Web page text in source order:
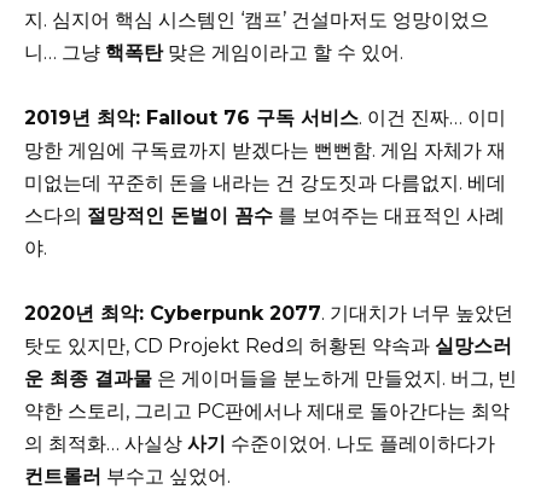
지. 심지어 핵심 시스템인 ‘캠프’ 건설마저도 엉망이었으
니… 그냥 핵폭탄맞은 게임이라고 할 수 있어.
2019년 최악: Fallout 76 구독 서비스. 이건 진짜… 이미
망한 게임에 구독료까지 받겠다는 뻔뻔함. 게임 자체가 재
미없는데 꾸준히 돈을 내라는 건 강도짓과 다름없지. 베데
스다의 절망적인 돈벌이 꼼수 를 보여주는 대표적인 사례
야.
2020년 최악: Cyberpunk 2077. 기대치가 너무 높았던
탓도 있지만, CD Projekt Red의 허황된 약속과 실망스러
운 최종 결과물 은 게이머들을 분노하게 만들었지. 버그, 빈
약한 스토리, 그리고 PC판에서나 제대로 돌아간다는 최악
의 최적화… 사실상 사기 수준이었어. 나도 플레이하다가
컨트롤러 부수고 싶었어.